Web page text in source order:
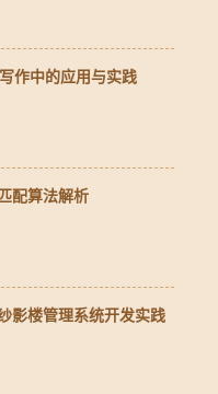
作中的应用与实践
配算法解析
楼管理系统开发实践